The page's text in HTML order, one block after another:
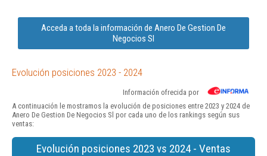
Acceda a toda la información de Anero De Gestion De
Negocios Sl
Evolución posiciones 2023 - 2024
Información ofrecida por
A continuación le mostramos la evolución de posiciones entre 2023 y 2024 de
Anero De Gestion De Negocios Sl por cada uno de los rankings según sus
ventas:
Evolución posiciones 2023 vs 2024 - Ventas